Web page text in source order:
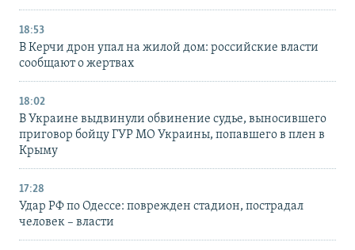
18:53
В Керчи дрон упал на жилой дом: российские власти
сообщают о жертвах
18:02
В Украине выдвинули обвинение судье, выносившего
приговор бойцу ГУР МО Украины, попавшего в плен в
Крыму
17:28
Удар РФ по Одессе: поврежден стадион, пострадал
человек – власти